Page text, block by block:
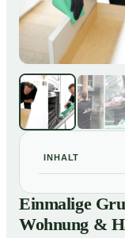
INHALT
Einmalige
in Großbeeren
Einmalige
Wohnung &